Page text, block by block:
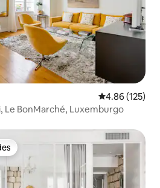
Calificación
4.86 (125)
Le BonMarché, Luxemburgo